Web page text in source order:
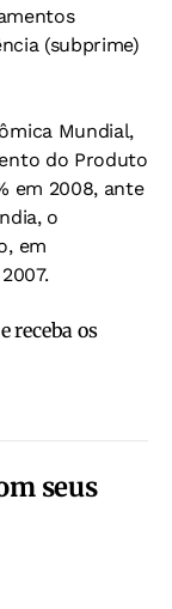
(subprime)
Mundial,
do Produto
em 2008, ante
o
em
receba os
seus